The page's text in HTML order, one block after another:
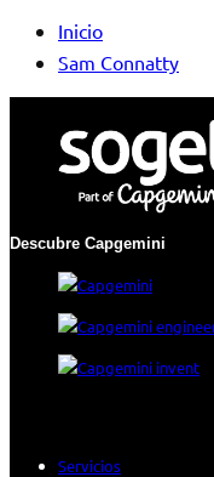
Inicio
Sam Connatty
Descubre Capgemini
Servicios